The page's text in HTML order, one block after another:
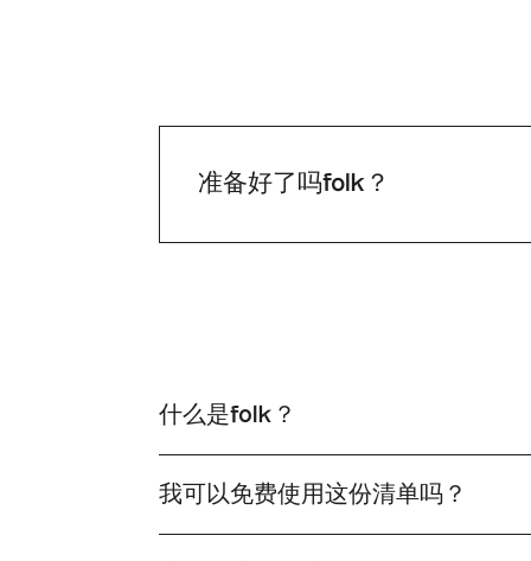
准备好了吗folk？
什么是folk？
我可以免费使用这份清单吗？